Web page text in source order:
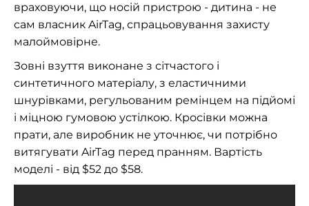
враховуючи, що носій пристрою - дитина - не
сам власник AirTag, спрацьовування захисту
малоймовірне.
Зовні взуття виконане з сітчастого і
синтетичного матеріалу, з еластичними
шнурівками, регульованим ремінцем на підйомі
і міцною гумовою устілкою. Кросівки можна
прати, але виробник не уточнює, чи потрібно
витягувати AirTag перед пранням. Вартість
моделі - від $52 до $58.